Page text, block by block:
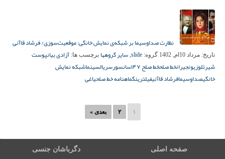
نظارت صداوسیما بر شبکه‌ی نمایش خانگی: موقعیت‌سوزی/ فرشاد قاآنی
تاریخ: مرداد 10ام, 1402 گروه: slide
, سایر گروهها برچسب ها: آزادی بیانپوست
شیرتلوزیونجیرانخط صلحخط صلح ۱۴۷ سانسورسریالسینماشبکه نمایش
خانگیصداوسیمافرشاد قاآنیفیلترینگماهنامه خط صلحیاغی
۱ ۲ بعدی »
صفحه اصلی دگرباشان جنسی